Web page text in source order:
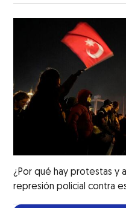
¿Por qué hay protestas y
represión policial contra